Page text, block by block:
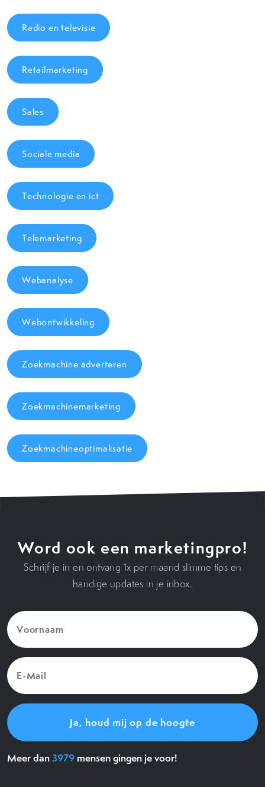
Radio en televisie
Retailmarketing
Sales
Sociale media
Technologie en ict
Telemarketing
Webanalyse
Webontwikkeling
Zoekmachine adverteren
Zoekmachinemarketing
Zoekmachineoptimalisatie
Word ook een marketingpro!
Schrijf je in en ontvang 1x per maand slimme tips en
handige updates in je inbox.
Voornaam
(Vereist)
E-
Mail
(Vereist)
Meer dan3979 mensen gingen je voor!